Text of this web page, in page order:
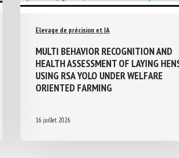
Elevage de précision et IA
MULTI BEHAVIOR RECOGNITION AND
HEALTH ASSESSMENT OF LAYING HENS
USING RSA YOLO UNDER WELFARE
ORIENTED FARMING
16 juillet 2026